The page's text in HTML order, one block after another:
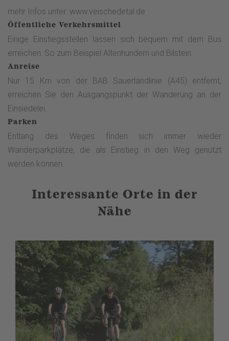
mehr Infos unter: www.veischedetal.de
Öffentliche Verkehrsmittel
Einige Einstiegsstellen lassen sich bequem mit dem Bus
erreichen. So zum Beispiel Altenhundem und Bilstein.
Anreise
Nur 15 Km von der BAB Sauerlandlinie (A45) entfernt,
erreichen Sie den Ausgangspunkt der Wanderung an der
Einsiedelei.
Parken
Entlang des Weges finden sich immer wieder
Wanderparkplätze, die als Einstieg in den Weg genutzt
werden können.
Interessante Orte in der
Nähe